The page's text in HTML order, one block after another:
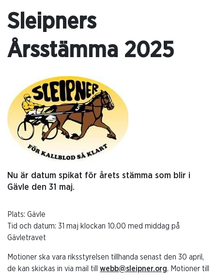
Sleipners
Årsstämma 2025
Nu är datum spikat för årets stämma som blir i
Gävle den 31 maj.
Plats: Gävle
Tid och datum: 31 maj klockan 10.00 med middag på
Gävletravet
Motioner ska vara riksstyrelsen tillhanda senast den 30 april,
de kan skickas in via mail till webb@sleipner.org. Motioner till